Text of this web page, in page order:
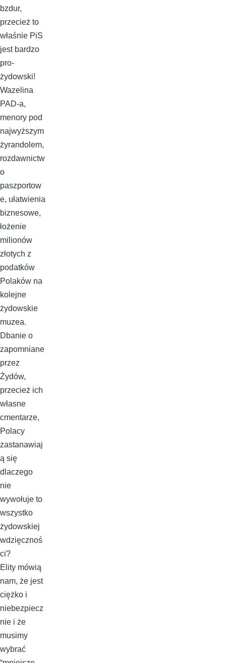
bzdur,
przecież to
właśnie PiS
jest bardzo
pro-
żydowski!
Wazelina
PAD-a,
menory pod
najwyższym
żyrandolem,
rozdawnictw
o
paszportow
e, ułatwienia
biznesowe,
łożenie
milionów
złotych z
podatków
Polaków na
kolejne
żydowskie
muzea.
Dbanie o
zapomniane
przez
Żydów,
przecież ich
własne
cmentarze,
Polacy
zastanawiaj
ą się
dlaczego
nie
wywołuje to
wszystko
żydowskiej
wdzięcznoś
ci?
Elity mówią
nam, że jest
ciężko i
niebezpiecz
nie i że
musimy
wybrać